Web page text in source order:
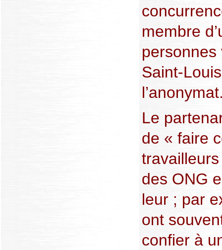
membre
Saint-
Le
de « faire
des ONG
leur ; par
ont
confier à